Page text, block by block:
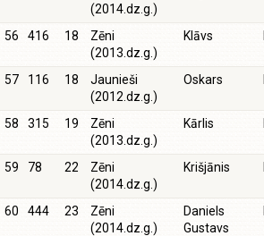
(2014.dz.g.)
56 416 18
Zēni
(2013.dz.g.)
Klāvs
57 116 18
Jaunieši
(2012.dz.g.)
Oskars
58 315 19
Zēni
(2013.dz.g.)
Kārlis
59 78 22
Zēni
(2014.dz.g.)
Krišjānis
60 444 23
Zēni
(2014.dz.g.)
Daniels
Gustavs